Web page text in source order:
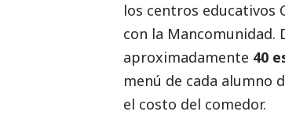
los centros educativos
con la Mancomunidad.
aproximadamente 40
menú de cada alumno
el costo del comedor.